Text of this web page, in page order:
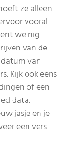
ze alleen
vooral
weinig
van de
van
Kijk ook eens
of een
data.
jasje en je
een vers